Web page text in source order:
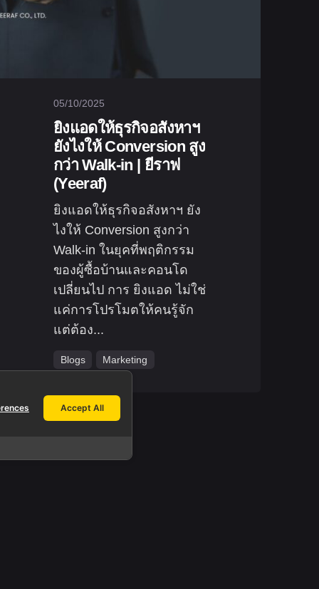
05/10/2025
ยิงแอดให้ธุรกิจอสังหาฯ
ยังไงให้ Conversion สูง
กว่า Walk-in | ยีราฟ
(Yeeraf)
ยิงแอดให้ธุรกิจอสังหาฯ ยัง
ไงให้ Conversion สูงกว่า
Walk-in ในยุคที่พฤติกรรม
ของผู้ซื้อบ้านและคอนโด
เปลี่ยนไป การ ยิงแอด ไม่ใช่
แค่การโปรโมตให้คนรู้จัก
แต่ต้อง...
Blogs Marketing
Accept All